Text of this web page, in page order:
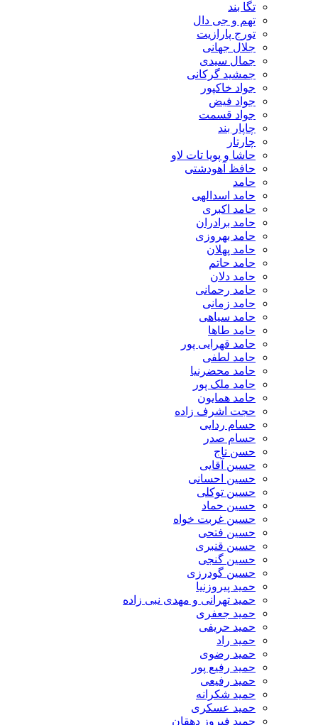
تهم و جی دال
تورج پارازیت
جلال جهانی
جمال سیدی
جمشید گرکانی
جواد خاکپور
جواد فیض
جواد قسمت
چاپار بند
حاشا و پویا تات لاو
حافظ آهودشتی
حامد اسدالهی
حامد اکبری
حامد برادران
حامد بهروزی
حامد پهلان
حامد حاتم
حامد دلان
حامد رحمانی
حامد زمانی
حامد سیاهی
حامد طاها
حامد قهرایی پور
حامد لطفی
حامد محضرنیا
حامد ملک پور
حامد همایون
حجت اشرف زاده
حسام ردایی
حسام صدر
حسن تاج
حسین آقایی
حسین احسانی
حسین توکلی
حسین حماد
حسین غربت خواه
حسین فتحی
حسین قنبری
حسین گنجی
حسین گودرزی
حمید پیروزنیا
حمید تهرانی و مهدی نبی زاده
حمید جعفری
حمید حریفی
حمید راد
حمید رضوی
حمید رفیع پور
حمید رفیعی
حمید شکرانه
حمید عسکری
حمید فیروز دهقان